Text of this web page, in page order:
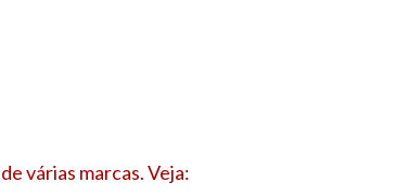
várias marcas. Veja: